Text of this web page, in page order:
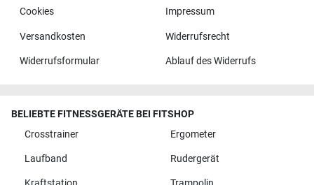
Cookies Impressum
Versandkosten Widerrufsrecht
Widerrufsformular Ablauf des Widerrufs
BELIEBTE FITNESSGERÄTE BEI FITSHOP
Crosstrainer
Ergometer
Laufband Rudergerät